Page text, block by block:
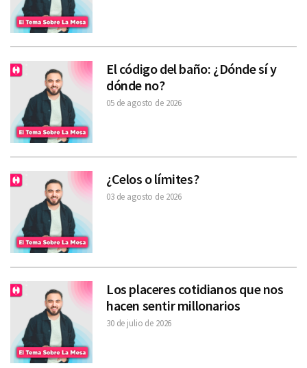
El código del baño: ¿Dónde sí y
dónde no?
05 de agosto de 2026
¿Celos o límites?
03 de agosto de 2026
Los placeres cotidianos que nos
hacen sentir millonarios
30 de julio de 2026